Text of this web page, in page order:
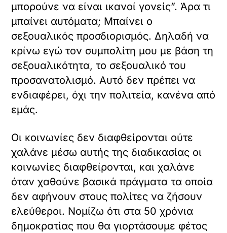
μπορούνε να είναι ικανοί γονείς”. Άρα τι
μπαίνει αυτόματα; Μπαίνει ο
σεξουαλικός προσδιορισμός. Δηλαδή να
κρίνω εγώ τον συμπολίτη μου με βάση τη
σεξουαλικότητα, το σεξουαλικό του
προσανατολισμό. Αυτό δεν πρέπει να
ενδιαφέρει, όχι την πολιτεία, κανένα από
εμάς.
Οι κοινωνίες δεν διαφθείρονται ούτε
χαλάνε μέσω αυτής της διαδικασίας οι
κοινωνίες διαφθείρονται, και χαλάνε
όταν χαθούνε βασικά πράγματα τα οποία
δεν αφήνουν στους πολίτες να ζήσουν
ελεύθεροι. Νομίζω ότι στα 50 χρόνια
δημοκρατίας που θα γιορτάσουμε φέτος